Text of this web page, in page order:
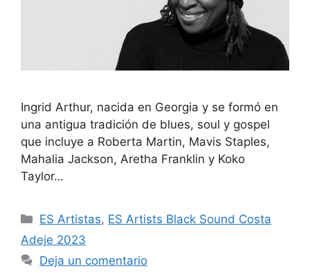
Ingrid Arthur, nacida en Georgia y se formó en
una antigua tradición de blues, soul y gospel
que incluye a Roberta Martin, Mavis Staples,
Mahalia Jackson, Aretha Franklin y Koko
Taylor…
ES Artistas, ES Artists Black Sound Costa
Adeje 2023
Deja un comentario